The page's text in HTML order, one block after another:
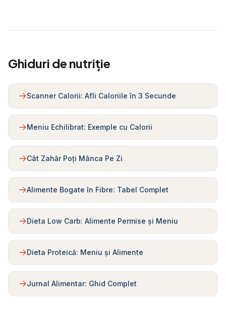
Ghiduri de nutriție
Scanner Calorii: Afli Caloriile în 3 Secunde
Meniu Echilibrat: Exemple cu Calorii
Cât Zahăr Poți Mânca Pe Zi
Alimente Bogate în Fibre: Tabel Complet
Dieta Low Carb: Alimente Permise și Meniu
Dieta Proteică: Meniu și Alimente
Jurnal Alimentar: Ghid Complet